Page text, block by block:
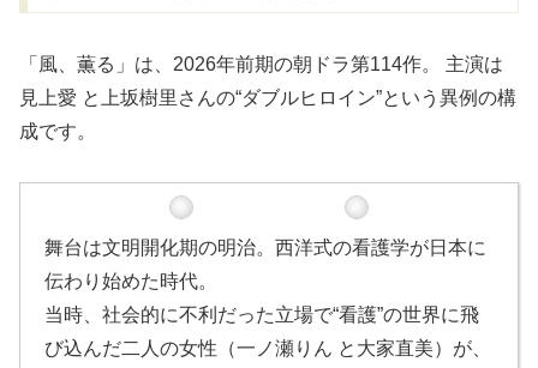
「風、薫る」は、2026年前期の朝ドラ第114作。 主演は
見上愛 と上坂樹里さんの“ダブルヒロイン”という異例の構
成です。
舞台は文明開化期の明治。西洋式の看護学が日本に
伝わり始めた時代。
当時、社会的に不利だった立場で“看護”の世界に飛
び込んだ二人の女性（一ノ瀬りん と大家直美）が、